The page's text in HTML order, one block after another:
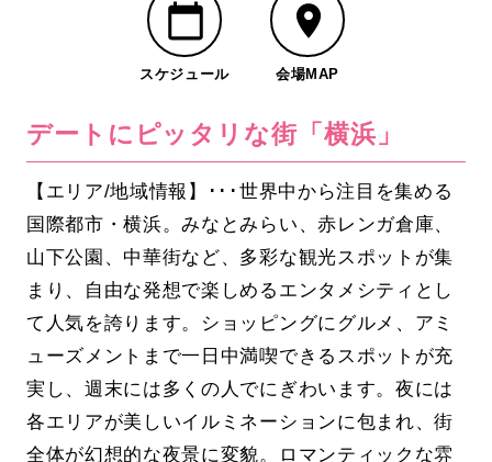
スケジュール 会場MAP
デートにピッタリな街「横浜」
【エリア/地域情報】･･･世界中から注目を集める
国際都市・横浜。みなとみらい、赤レンガ倉庫、
山下公園、中華街など、多彩な観光スポットが集
まり、自由な発想で楽しめるエンタメシティとし
て人気を誇ります。ショッピングにグルメ、アミ
ューズメントまで一日中満喫できるスポットが充
実し、週末には多くの人でにぎわいます。夜には
各エリアが美しいイルミネーションに包まれ、街
全体が幻想的な夜景に変貌。ロマンティックな雰